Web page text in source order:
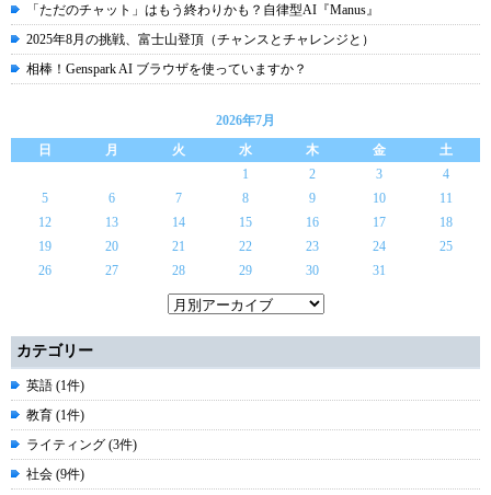
「ただのチャット」はもう終わりかも？自律型AI『Manus』
2025年8月の挑戦、富士山登頂（チャンスとチャレンジと）
相棒！Genspark AI ブラウザを使っていますか？
2026年7月
日
月 火 水 木 金
土
1
2 3
4
5
6 7 8 9 10
11
12
13 14 15 16 17
18
19
20 21 22 23 24
25
26
27 28 29 30 31
カテゴリー
英語 (1件)
教育 (1件)
ライティング (3件)
社会 (9件)